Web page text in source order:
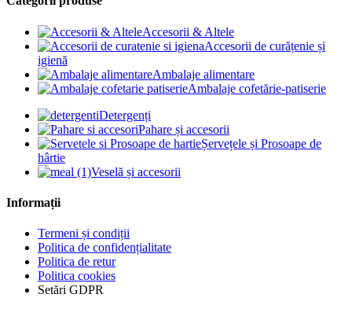
Accesorii & Altele
Accesorii de curățenie și
igienă
Ambalaje alimentare
Ambalaje cofetărie-patiserie
Detergenți
Pahare și accesorii
Șervețele și Prosoape de
hârtie
Veselă și accesorii
Informații
Termeni și condiții
Politica de confidențialitate
Politica de retur
Politica cookies
Setări GDPR